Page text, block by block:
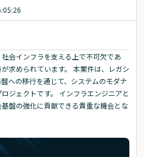
会インフラを支える上で不可欠であ
求められています。 本案件は、レガシ
への移行を通じて、システムのモダナ
ジェクトです。 インフラエンジニアと
盤の強化に貢献できる貴重な機会とな